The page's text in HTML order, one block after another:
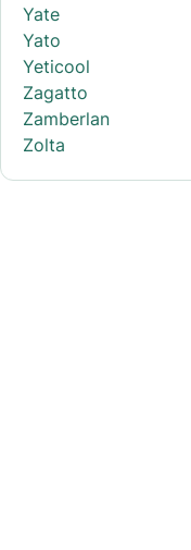
Yate
Yato
Yeticool
Zagatto
Zamberlan
Zolta